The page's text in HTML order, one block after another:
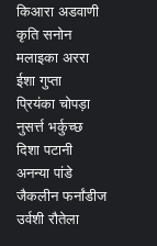
किआरा अडवाणी
कृति सनोन
मलाइका अररा
ईशा गुप्ता
प्रियंका चोपड़ा
नुसर्त्त भर्कुच्छ
दिशा पटानी
अनन्या पांडे
जैकलीन फर्नांडीज
उर्वशी रौतेला